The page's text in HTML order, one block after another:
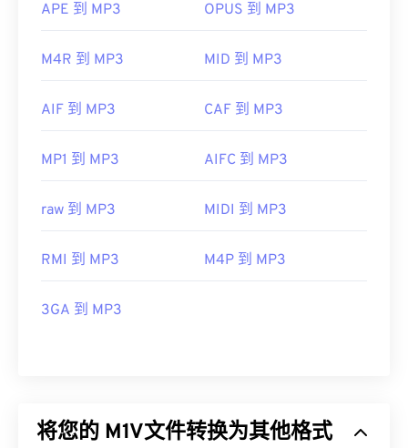
APE 到 MP3 OPUS 到 MP3
M4R 到 MP3 MID 到 MP3
AIF 到 MP3 CAF 到 MP3
MP1 到 MP3 AIFC 到 MP3
raw 到 MP3 MIDI 到 MP3
RMI 到 MP3 M4P 到 MP3
3GA 到 MP3
将您的 M1V文件转换为其他格式